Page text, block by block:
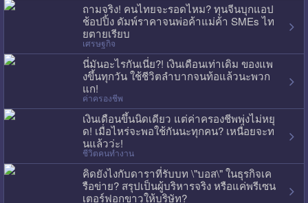
ถามจริง! คนไทยจะรอดไหม? ทุนจีนบุกแอป
ช้อปปิ้ง ดัมพ์ราคาจนพ่อค้าแม่ค้า SMEs ไท
ยตายเรียบ
เศรษฐกิจ
นี่มันอะไรกันเนี่ย?! เงินเดือนเท่าเดิม ของแพ
งขึ้นทุกวัน ใช้ชีวิตลำบากจนท้อแล้วนะพวก
แก!
ค่าครองชีพ
เงินเดือนขึ้นนิดเดียว แต่ค่าครองชีพพุ่งไม่หยุ
ด! เมื่อไหร่จะพอใช้กันนะทุกคน? เหนื่อยจะท
นแล้วว่ะ!
ชีวิตคนทำงาน
คิดยังไงกับดาราที่รับบท \"บอส\" ในธุรกิจเค
รือข่าย? สรุปเป็นผู้บริหารจริง หรือแค่พรีเซน
เตอร์ฟอกขาวให้บริษัท?